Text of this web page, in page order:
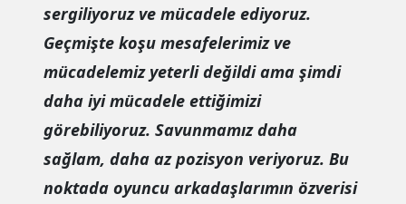
sergiliyoruz ve mücadele ediyoruz.
Geçmişte koşu mesafelerimiz ve
mücadelemiz yeterli değildi ama şimdi
daha iyi mücadele ettiğimizi
görebiliyoruz. Savunmamız daha
sağlam, daha az pozisyon veriyoruz. Bu
noktada oyuncu arkadaşlarımın özverisi